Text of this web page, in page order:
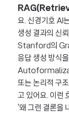
요. 신경기호 AI
생성 결과의 신
Stanford의
응답 생성 방식
또는 논리적 구
고 있어요. 이런
‘왜 그런 결론을